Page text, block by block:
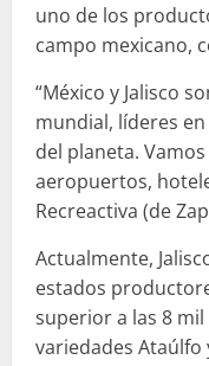
uno de los
campo mexicano,
“México y Jalisco
mundial, líderes
del planeta.
aeropuertos,
Recreactiva (de
Actualmente,
estados
superior a las 8
variedades